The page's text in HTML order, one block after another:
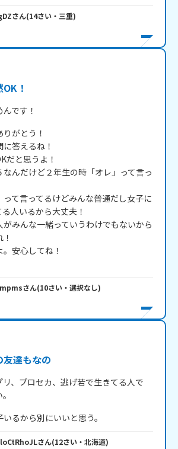
さん(14さい・ 三重)
！
がとう！
答えるね！
OKだと思うよ！
なんだけど２年生の時「オレ」って言っ
て言ってるけどみんな普通だし女子に
人いるから大丈夫！
がみんな一緒っていうわけでもないから
安心してね！
さん(10さい・ 選択なし)
友達もなの
、プロセカ、逃げ若で生きてる人で
るから別にいいと思う。
さん(12さい・ 北海道)